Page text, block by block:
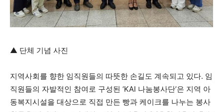
▲ 단체 기념 사진
지역사회를 향한 임직원들의 따뜻한 손길도 계속되고 있다. 임
직원들의 자발적인 참여로 구성된 ‘KAI 나눔봉사단’은 지역 아
동복지시설을 대상으로 직접 만든 빵과 케이크를 나누는 봉사